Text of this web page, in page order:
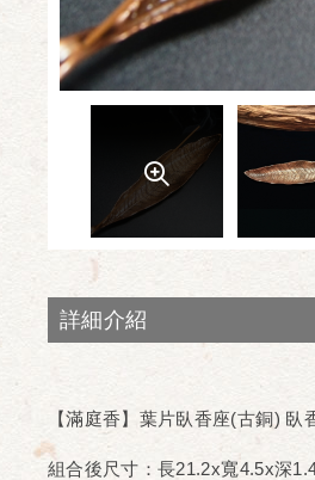
詳細介紹
【滿庭香】葉片臥香座(古銅) 臥
組合後尺寸：長21.2x寬4.5x深